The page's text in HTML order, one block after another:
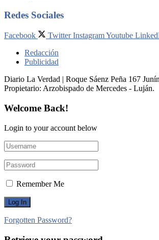
Redes Sociales
Facebook Twitter InstagramYoutube
Redacción
Publicidad
Diario La Verdad | Roque Sáenz Peña 167
Propietario:​ Arzobispado de Mercedes - Luján.
Welcome Back!
Login to your account below
Remember Me
Forgotten Password?